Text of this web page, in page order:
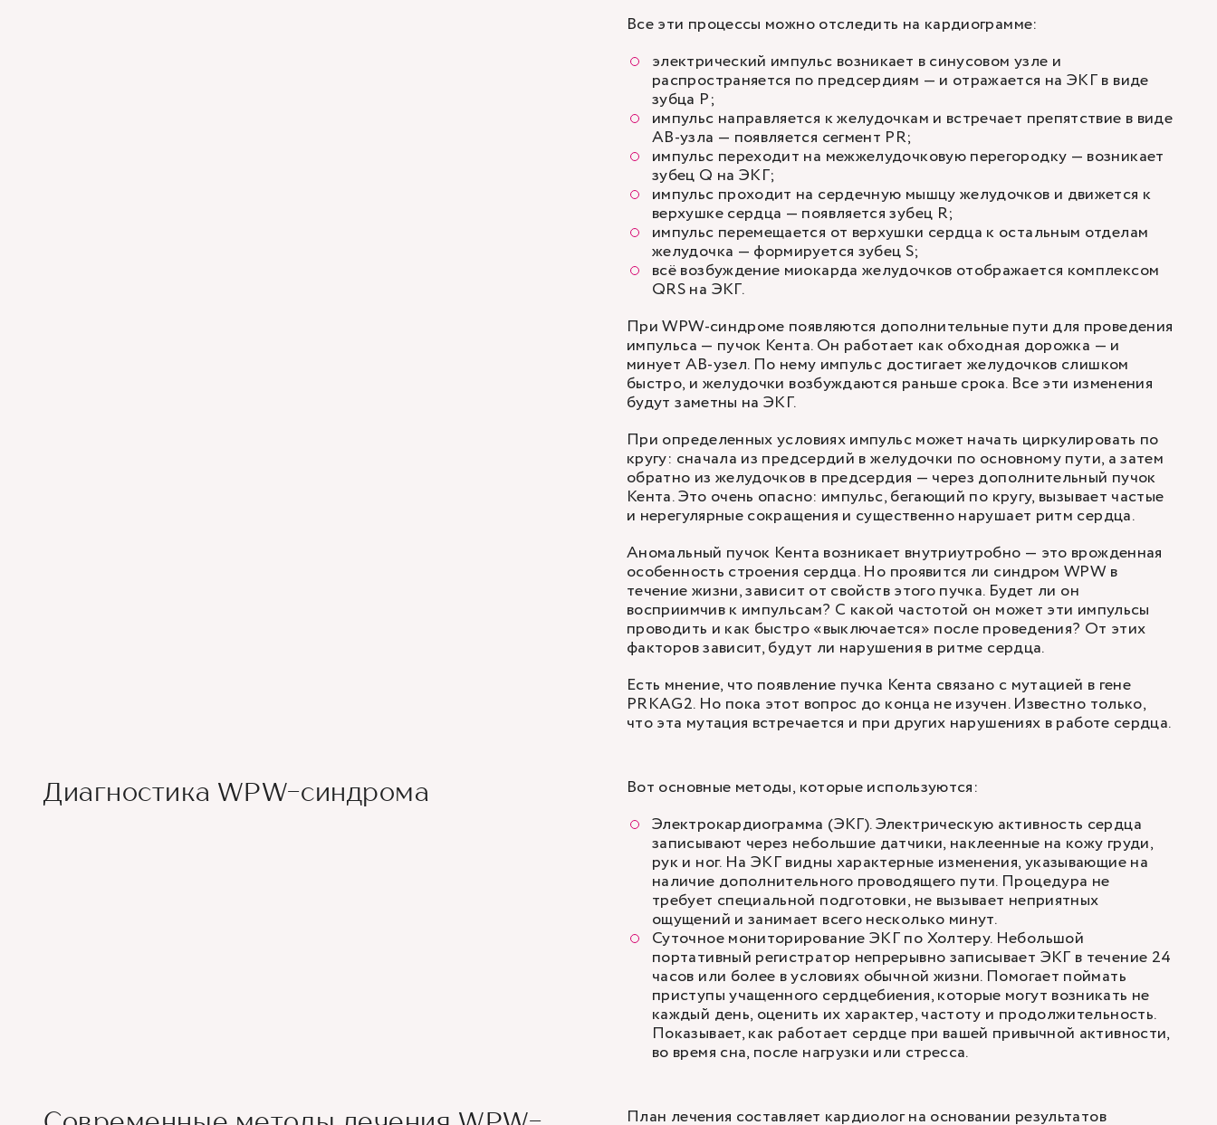
Все эти процессы можно отследить на кардиограмме:
электрический импульс возникает в синусовом узле и
распространяется по предсердиям — и отражается на ЭКГ в виде
зубца Р;
импульс направляется к желудочкам и встречает препятствие в виде
АВ-узла — появляется сегмент PR;
импульс переходит на межжелудочковую перегородку — возникает
зубец Q на ЭКГ;
импульс проходит на сердечную мышцу желудочков и движется к
верхушке сердца — появляется зубец R;
импульс перемещается от верхушки сердца к остальным отделам
желудочка — формируется зубец S;
всё возбуждение миокарда желудочков отображается комплексом
QRS на ЭКГ.
При WPW-синдроме появляются дополнительные пути для проведения
импульса — пучок Кента. Он работает как обходная дорожка — и
минует АВ-узел. По нему импульс достигает желудочков слишком
быстро, и желудочки возбуждаются раньше срока. Все эти изменения
будут заметны на ЭКГ.
При определенных условиях импульс может начать циркулировать по
кругу: сначала из предсердий в желудочки по основному пути, а затем
обратно из желудочков в предсердия — через дополнительный пучок
Кента. Это очень опасно: импульс, бегающий по кругу, вызывает частые
и нерегулярные сокращения и существеннонарушает ритм сердца.
Аномальный пучок Кента возникает внутриутробно — это врожденная
особенность строения сердца. Но проявится ли синдром WPW в
течение жизни, зависит от свойств этого пучка. Будет ли он
восприимчив к импульсам? С какой частотой он может эти импульсы
проводить и как быстро «выключается» после проведения? От этих
факторов зависит, будут ли нарушения в ритме сердца.
Есть мнение, что появление пучка Кента связано с мутацией в гене
PRKAG2. Но пока этот вопрос до конца не изучен. Известно только,
что эта мутация встречается и при других нарушениях в работе сердца.
Диагностика WPW-синдрома
Вот основные методы, которые используются:
Электрокардиограмма (ЭКГ). Электрическую активность сердца
записывают через небольшие датчики, наклеенные на кожу груди,
рук и ног. На ЭКГ видны характерные изменения, указывающие на
наличие дополнительного проводящего пути. Процедура не
требует специальной подготовки, не вызывает неприятных
ощущений и занимает всего несколько минут.
Суточное мониторирование ЭКГ по Холтеру. Небольшой
портативный регистратор непрерывно записывает ЭКГ в течение 24
часов или более в условиях обычной жизни. Помогает поймать
приступы учащенного сердцебиения, которые могут возникать не
каждый день, оценить их характер, частоту и продолжительность.
Показывает, как работает сердце при вашей привычной активности,
во время сна, после нагрузки или стресса.
План лечения составляет кардиолог на основании результатов